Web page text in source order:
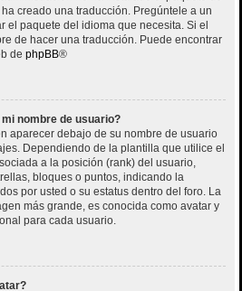
creado una traducción. Pregúntele a un
el paquete del idioma que necesita. Si el
de hacer una traducción. Puede encontrar
de phpBB®
nombre de usuario?
aparecer debajo de su nombre de usuario
Dependiendo de la plantilla que utilice el
a la posición (rank) del usuario,
bloques o puntos, indicando la
por usted o su estatus dentro del foro. La
más grande, es conocida como avatar y
para cada usuario.